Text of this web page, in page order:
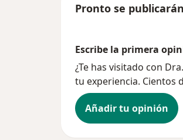
Pronto se
Escribe la primera
¿Te has visitado con
tu experiencia. Cientos
Añadir tu opinión